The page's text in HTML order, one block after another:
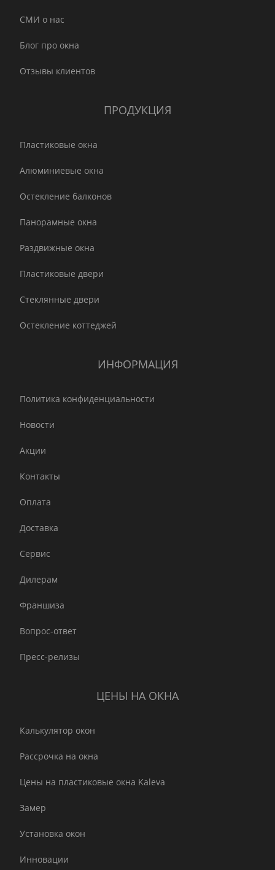
СМИ о нас
Блог про окна
Отзывы клиентов
ПРОДУКЦИЯ
Пластиковые окна
Алюминиевые окна
Остекление балконов
Панорамные окна
Раздвижные окна
Пластиковые двери
Стеклянные двери
Остекление коттеджей
ИНФОРМАЦИЯ
Политика конфиденциальности
Новости
Акции
Контакты
Оплата
Доставка
Сервис
Дилерам
Франшиза
Вопрос-ответ
Пресс-релизы
ЦЕНЫ НА ОКНА
Калькулятор окон
Рассрочка на окна
Цены на пластиковые окна Kaleva
Замер
Установка окон
Инновации